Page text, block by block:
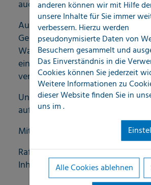
auch bares Geld.
Auch an Wasserleitungen
Gebäuden kommt es immer
Wasserverlusten, die durch
eine marrode Substanz der
verursacht werden – ein klarer
Unser Erfolg gibt uns Recht.
auf uns können Sie sich verlassen!
Mit freundlichen Grüßen
Raffael Buscher
Inhaber
anderen können wir mit Hilfe
unsere Inhalte für Sie immer
verbessern. Hierzu werden
pseudonymisierte Daten von
Besuchern gesammelt und
Das Einverständnis in die
Cookies können Sie jederzeit
Weitere Informationen zu
dieser Website finden Sie in
uns im.
Alle Cookies ablehnen